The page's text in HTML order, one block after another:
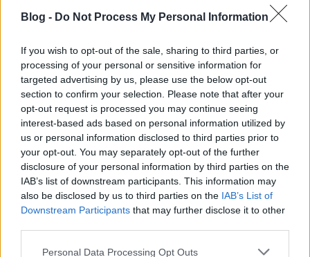
Blog - Do Not Process My Personal Information
If you wish to opt-out of the sale, sharing to third parties, or
processing of your personal or sensitive information for
targeted advertising by us, please use the below opt-out
section to confirm your selection. Please note that after your
opt-out request is processed you may continue seeing
interest-based ads based on personal information utilized by
us or personal information disclosed to third parties prior to
your opt-out. You may separately opt-out of the further
disclosure of your personal information by third parties on the
IAB’s list of downstream participants. This information may
also be disclosed by us to third parties on the IAB’s List of
Downstream Participants that may further disclose it to other
Please note that this website/app uses one or more Google
Personal Data Processing Opt Outs
Találjon egyedi és okos módot arra, hogy cikkét
újjal és érdekessel próbálkozik. Hozzászoktak a
termékleírás/értékelés/vásárolja meg itt
formátumhoz. Ha ki tudsz találni egy másfajta
módot a termék népszerűsítésére, az olvasók
özönleni fognak, és általában vásárolnak is.
A magasabb helyezés megszerzésének kulcsa, hogy
minél több cikket küldjön be. Amikor cikkeket tesz
közzé olyan helyeken, mint például a bloghálózatok,
ügyeljen arra, hogy következetes maradjon. Egyetlen
kulcsszó sikeres népszerűsítéséhez küldjön be több
olyan cikket, amely tartalmazza azt. Versenyképes
kulcsszavak használata több cikkküldést igényel. Jó
ökölszabály, hogy legalább 10 cikket küldjön be